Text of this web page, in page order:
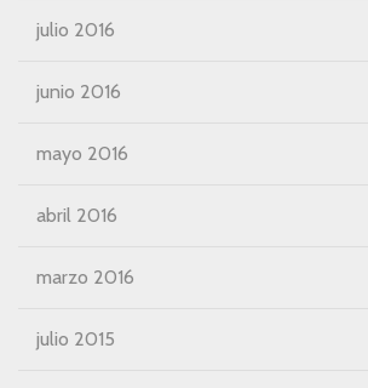
julio 2016
junio 2016
mayo 2016
abril 2016
marzo 2016
julio 2015